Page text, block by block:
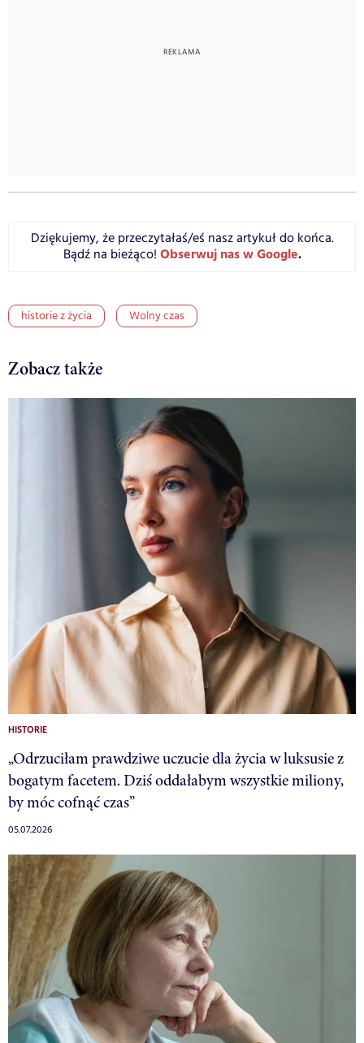
Dziękujemy, że przeczytałaś/eś nasz artykuł do końca.
Bądź na bieżąco! Obserwuj nas w Google.
historie z życia Wolny czas
Zobacz także
HISTORIE
„Odrzuciłam prawdziwe uczucie dla życia w luksusie z
bogatym facetem. Dziś oddałabym wszystkie miliony,
by móc cofnąć czas”
05.07.2026